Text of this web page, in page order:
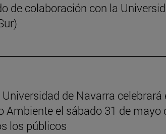
de colaboración con la
de Navarra celebrará
Ambiente el sábado 31 de mayo
los públicos